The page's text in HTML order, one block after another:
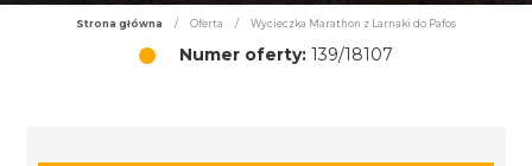
Strona główna / Oferta / Wycieczka Marathon z Larnaki do Pafos
Numer oferty: 139/18107